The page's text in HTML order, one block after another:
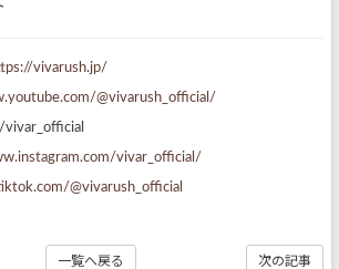
vivarush.jp/
@vivarush_official/
vivar_official/
@vivarush_official
次の記事
一覧へ戻る